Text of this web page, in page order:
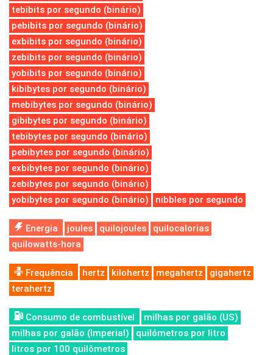
tebibits por segundo (binário)
pebibits por segundo (binário)
exbibits por segundo (binário)
zebibits por segundo (binário)
yobibits por segundo (binário)
kibibytes por segundo (binário)
mebibytes por segundo (binário)
gibibytes por segundo (binário)
tebibytes por segundo (binário)
pebibytes por segundo (binário)
exbibytes por segundo (binário)
zebibytes por segundo (binário)
yobibytes por segundo (binário)
nibbles por segundo
Energia joules quilojoules
quilocalorias
quilowatts-hora
Frequência hertz kilohertz megahertz
gigahertz
terahertz
Consumo de combustível
milhas por galão (US)
milhas por galão (Imperial)
quilómetros por litro
litros por 100 quilômetros